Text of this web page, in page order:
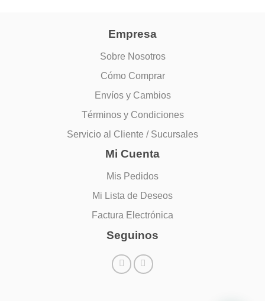
Empresa
Sobre Nosotros
Cómo Comprar
Envíos y Cambios
Términos y Condiciones
Servicio al Cliente / Sucursales
Mi Cuenta
Mis Pedidos
Mi Lista de Deseos
Factura Electrónica
Seguinos